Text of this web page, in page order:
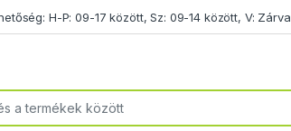
H-P: 09-17 között, Sz: 09-14 között, V: Zárva